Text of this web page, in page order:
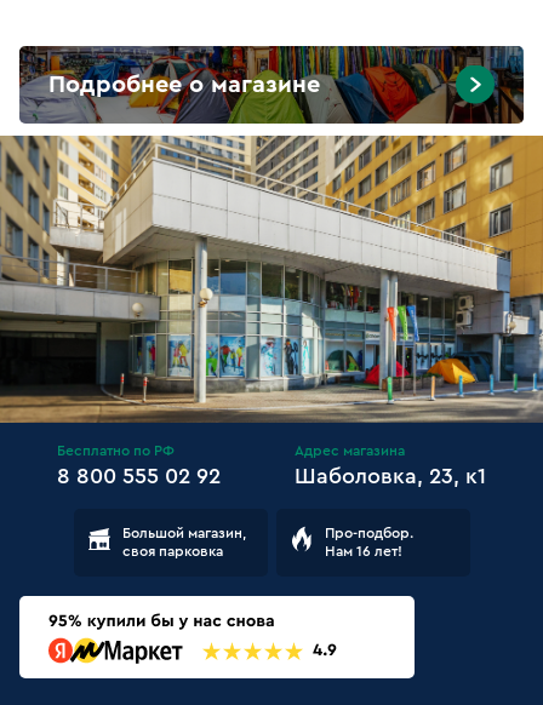
Подробнее о магазине
Бесплатно по РФ
8 800 555 02 92
Адрес магазина
Шаболовка, 23, к1
Большой магазин,
своя парковка
Про-подбор.
Нам 16 лет!